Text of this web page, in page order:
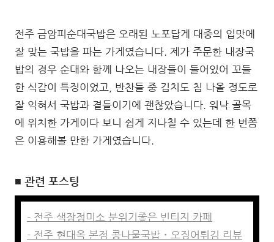
전주 금암피순대국밥은 오래된 노포답게 대중의 입맛에
잘 맞는 국밥을 파는 가게였습니다. 제가 주문한 내장국
밥의 경우 순대와 함께 나오는 내장들이 들어있어 꼬들
한 식감이 특징이었고, 반찬들 중 김치도 침 나올 정도로
잘 익혀서 국밥과 곁들이기에 괜찮았습니다. 워낙 골목
에 위치한 가게이다 보니 쉽게 지나칠 수 있는데 한 번쯤
은 이용해볼 만한 가게였습니다.
■ 관련 포스팅
- 전주 색장정미소 분위기좋은 빈티지 카페
- 전주 현대옥 본점 콩나물국밥・오징어튀김 리뷰